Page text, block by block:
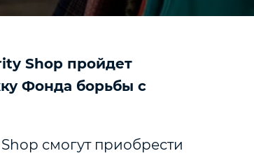
Shop пройдет
Фонда борьбы с
смогут приобрести